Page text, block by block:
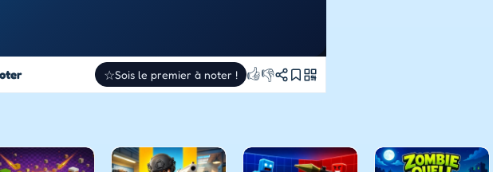
☆Sois le premier à noter ! 👍👎